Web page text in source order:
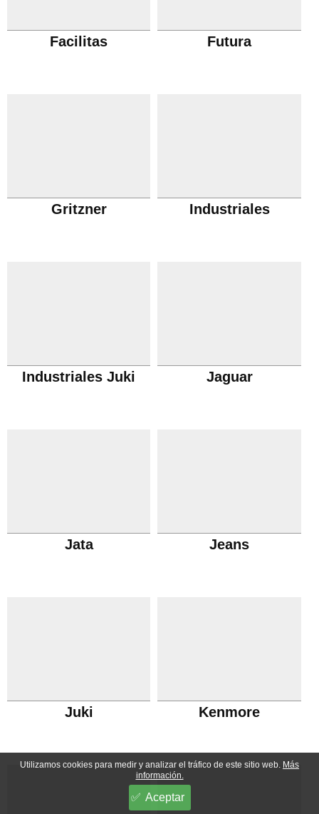
Facilitas Futura
Gritzner Industriales
Industriales Juki Jaguar
Jata Jeans
Juki Kenmore
Utilizamos cookies para medir y analizar el tráfico de este sitio web. Más
información.
Aceptar